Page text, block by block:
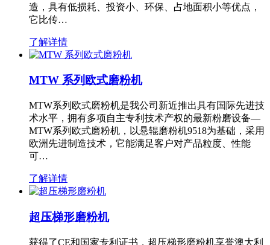
造，具有低损耗、投资小、环保、占地面积小等优点，
它比传…
了解详情
MTW 系列欧式磨粉机
MTW系列欧式磨粉机是我公司新近推出具有国际先进技
术水平，拥有多项自主专利技术产权的最新粉磨设备—
MTW系列欧式磨粉机，以悬辊磨粉机9518为基础，采用
欧洲先进制造技术，它能满足客户对产品粒度、性能
可…
了解详情
超压梯形磨粉机
获得了CE和国家专利证书，超压梯形磨粉机享誉澳大利